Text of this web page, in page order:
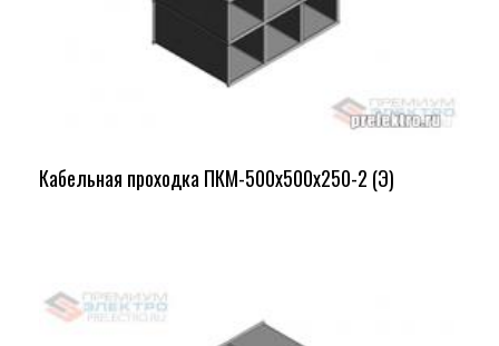
Кабельная проходка ПКМ-500х500х250-2 (Э)